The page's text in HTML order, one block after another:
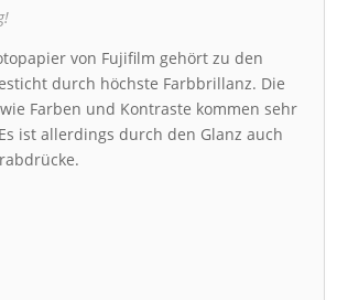
von Fujifilm gehört zu den
durch höchste Farbbrillanz. Die
Farben und Kontraste kommen sehr
ist allerdings durch den Glanz auch